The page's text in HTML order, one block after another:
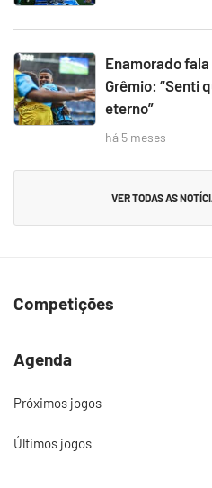
Enamorado
Grêmio: “Senti
eterno”
há 5 meses
VER TODAS AS
Competições
Agenda
Próximos jogos
Últimos jogos